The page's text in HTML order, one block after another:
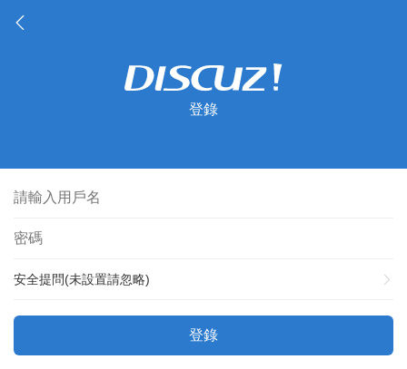
登錄
安全提問(未設置請忽略)
登錄